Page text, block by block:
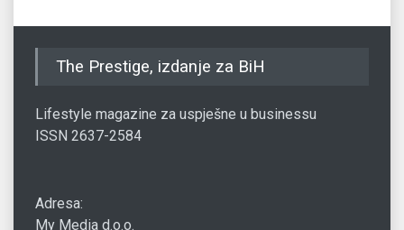
The Prestige, izdanje za BiH
Lifestyle magazine za uspješne u businessu
ISSN 2637-2584
Adresa:
My Media d.o.o.